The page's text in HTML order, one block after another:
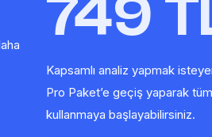
749
Kapsamlı analiz yapmak
Pro Paket’e geçiş yaparak
kullanmaya başlayabilirsiniz.